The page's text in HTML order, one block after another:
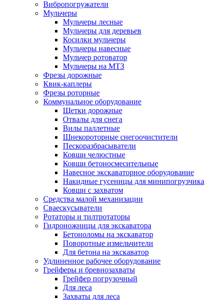
Вибропогружатели
Мульчеры
Мульчеры лесные
Мульчеры для деревьев
Косилки мульчеры
Мульчеры навесные
Мульчер ротоватор
Мульчеры на МТЗ
Фрезы дорожные
Квик-каплеры
Фрезы роторные
Коммунальное оборудование
Щетки дорожные
Отвалы для снега
Вилы паллетные
Шнекороторные снегоочистители
Пескоразбрасыватели
Ковши челюстные
Ковши бетоносмесительные
Навесное экскаваторное оборудование
Накидные гусеницы для минипогрузчика
Ковши с захватом
Средства малой механизации
Cваескусыватели
Ротаторы и тилтротаторы
Гидроножницы для экскаватора
Бетоноломы на экскаватор
Поворотные измельчители
Для бетона на экскаватор
Удлиненное рабочее оборудование
Грейферы и бревнозахваты
Грейфер погрузочный
Для леса
Захваты для леса